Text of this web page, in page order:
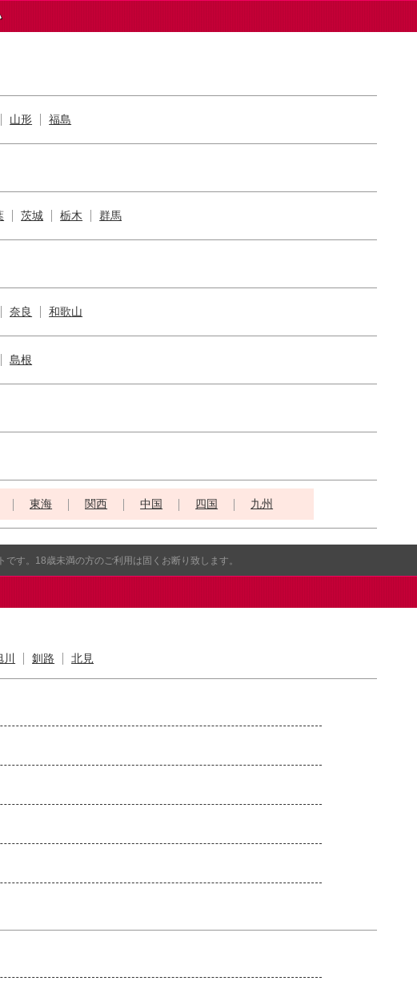
山形 福島
茨城 栃木 群馬
奈良 和歌山
島根
東海 関西 中国 四国 九州
です。18歳未満の方のご利用は固くお断り致します。
釧路 北見